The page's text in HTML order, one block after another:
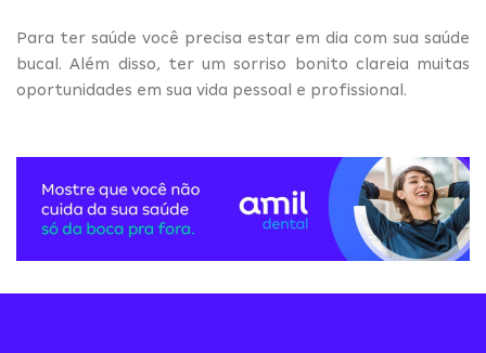
Para ter saúde você precisa estar em dia com sua saúde
bucal. Além disso, ter um sorriso bonito clareia muitas
oportunidades em sua vida pessoal e profissional.